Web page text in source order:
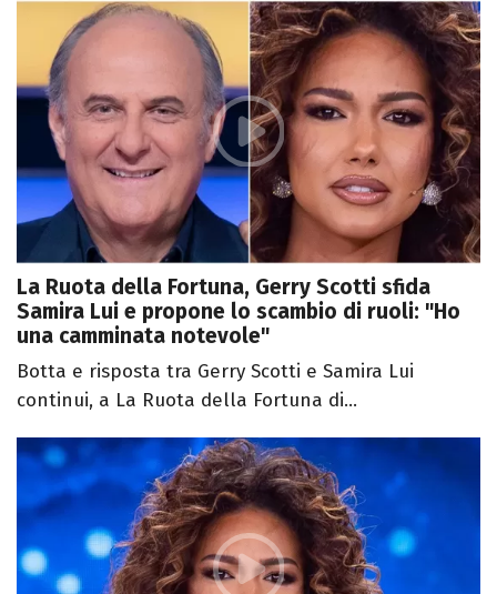
La Ruota della Fortuna, Gerry Scotti sfida
Samira Lui e propone lo scambio di ruoli: "Ho
una camminata notevole"
Botta e risposta tra Gerry Scotti e Samira Lui
continui, a La Ruota della Fortuna di...